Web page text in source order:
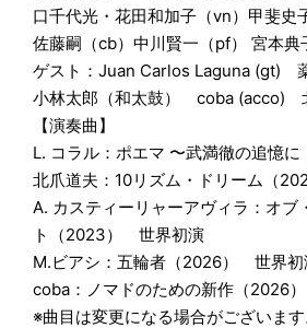
口千代光・花田和加子（vn）甲斐史
佐藤嗣（cb）中川賢一（pf） 宮本典
ゲスト：Juan Carlos Laguna (gt)
小林太郎（和太鼓） coba (acco)
【演奏曲】
L. コラル：ポエマ 〜武満徹の追憶に
北爪道夫：10リズム・ドリーム（
A. カスティーリャーアヴィラ：オブ
ト（2023） 世界初演
M.ビアシ：五輪者（2026） 世界初
coba：ノマドのための新作（2026
※曲目は変更になる場合がございます